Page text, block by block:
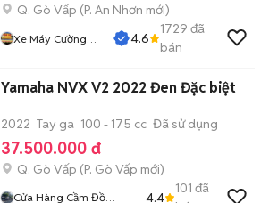
Q. Gò Vấp (P. An Nhơn mới)
Xe Máy Cường
4.6
1729 đã
bán
Yamaha NVX V2 2022 Đen Đặc biệt
2022 Tay ga 100 - 175 cc Đã sử dụng
37.500.000 đ
Q. Gò Vấp (P. Gò Vấp mới)
Cửa Hàng Cầm Đồ 4.4
101 đã